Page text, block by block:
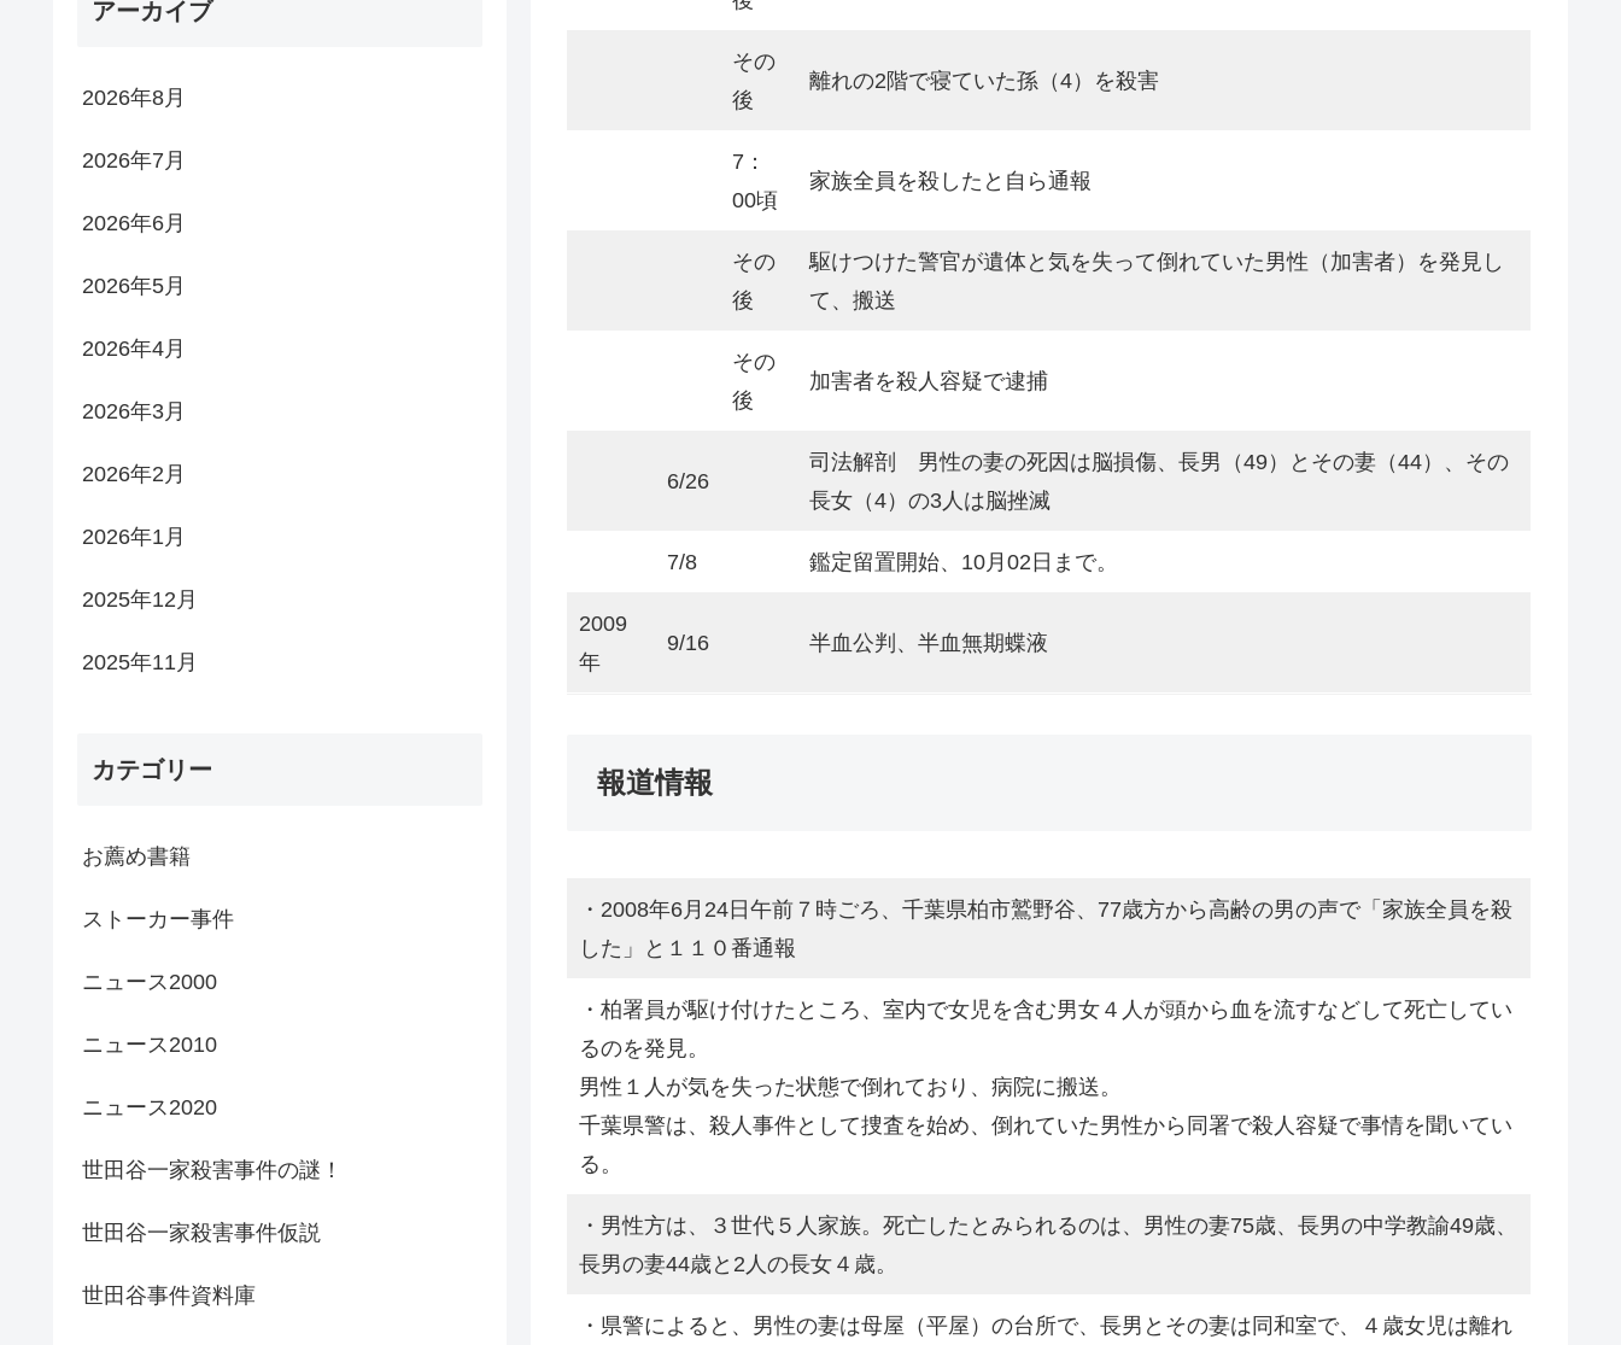
その
後
離れの2階で寝ていた孫（4）を殺害
7：
00頃
家族全員を殺したと自ら通報
その
後
駆けつけた警官が遺体と気を失って倒れていた男性（加害者）を発見し
て、搬送
その
後
加害者を殺人容疑で逮捕
6/26
司法解剖 男性の妻の死因は脳損傷、長男（49）とその妻（44）、その
長女（4）の3人は脳挫滅
7/8 鑑定留置開始、10月02日まで。
2009
年
9/16 半血公判、半血無期蝶液
報道情報
・2008年6月24日午前７時ごろ、千葉県柏市鷲野谷、77歳方から高齢の男の声で「家族全員を殺
した」と１１０番通報
・柏署員が駆け付けたところ、室内で女児を含む男女４人が頭から血を流すなどして死亡してい
るのを発見。
男性１人が気を失った状態で倒れており、病院に搬送。
千葉県警は、殺人事件として捜査を始め、倒れていた男性から同署で殺人容疑で事情を聞いてい
る。
・男性方は、３世代５人家族。死亡したとみられるのは、男性の妻75歳、長男の中学教諭49歳、
長男の妻44歳と2人の長女４歳。
・県警によると、男性の妻は母屋（平屋）の台所で、長男とその妻は同和室で、４歳女児は離れ
アーカイブ
2026年8月
2026年7月
2026年6月
2026年5月
2026年4月
2026年3月
2026年2月
2026年1月
2025年12月
2025年11月
カテゴリー
お薦め書籍
ストーカー事件
ニュース2000
ニュース2010
ニュース2020
世田谷一家殺害事件の謎！
世田谷一家殺害事件仮説
世田谷事件資料庫